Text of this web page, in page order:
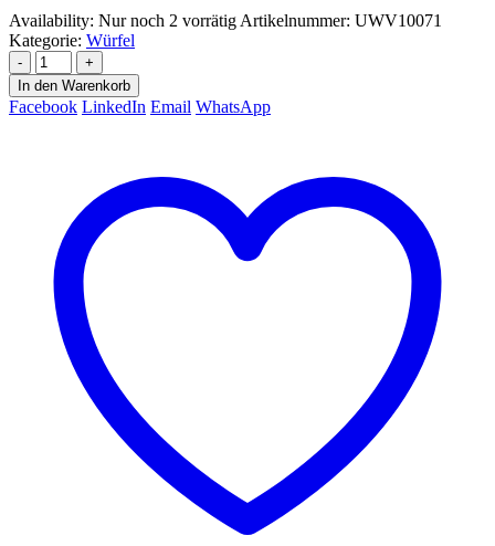
Availability: Nur noch 2 vorrätig Artikelnummer: UWV10071
Kategorie: Würfel
-
+
In den Warenkorb
Facebook LinkedIn Email WhatsApp